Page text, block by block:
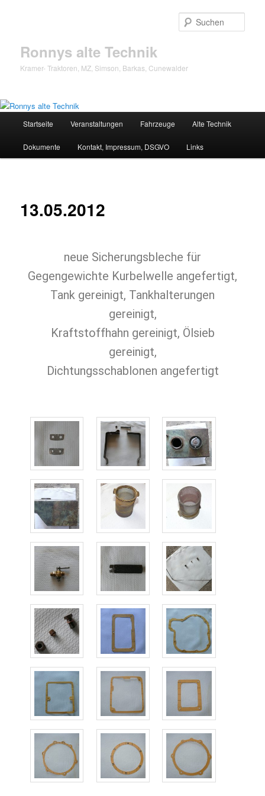
Ronnys alte Technik
Kramer- Traktoren, MZ, Simson, Barkas, Cunewalder
Startseite Veranstaltungen Fahrzeuge Alte Technik
Dokumente Kontakt, Impressum, DSGVO Links
13.05.2012
neue Sicherungsbleche für
Gegengewichte Kurbelwelle angefertigt,
Tank gereinigt, Tankhalterungen
gereinigt,
Kraftstoffhahn gereinigt, Ölsieb
gereinigt,
Dichtungsschablonen angefertigt